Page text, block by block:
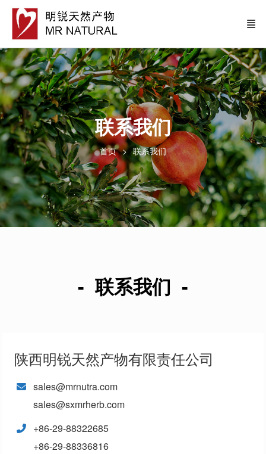
联系我们
首页 联系我们
- 联系我们 -
陕西明锐天然产物有限责任公司
sales@mrnutra.com
sales@sxmrherb.com
+86-29-88322685
+86-29-88336816